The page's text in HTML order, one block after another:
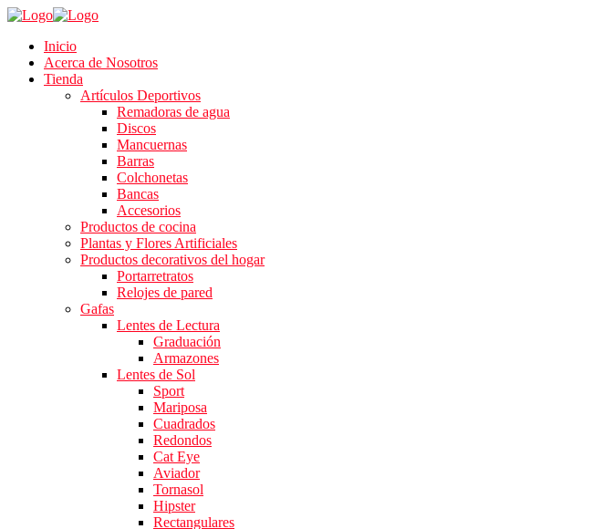
Inicio
Acerca de Nosotros
Tienda
Artículos Deportivos
Remadoras de agua
Discos
Mancuernas
Barras
Colchonetas
Bancas
Accesorios
Productos de cocina
Plantas y Flores Artificiales
Productos decorativos del hogar
Portarretratos
Relojes de pared
Gafas
Lentes de Lectura
Graduación
Armazones
Lentes de Sol
Sport
Mariposa
Cuadrados
Redondos
Cat Eye
Aviador
Tornasol
Hipster
Rectangulares